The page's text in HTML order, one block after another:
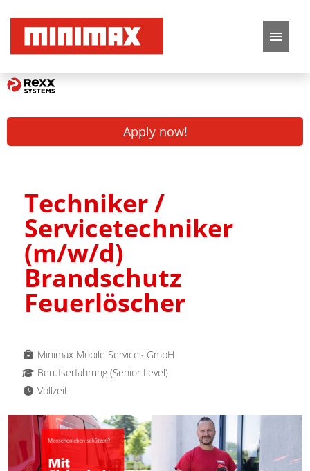
German
Job offers
FAQ
Apply now!
Techniker /
Servicetechniker
(m/w/d)
Brandschutz
Feuerlöscher
Minimax Mobile Services GmbH
Berufserfahrung (Senior Level)
Vollzeit